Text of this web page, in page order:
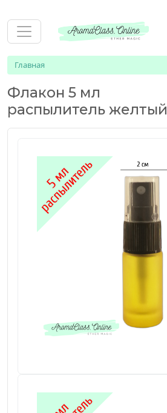
Главная
Флакон 5 мл
распылитель желтый